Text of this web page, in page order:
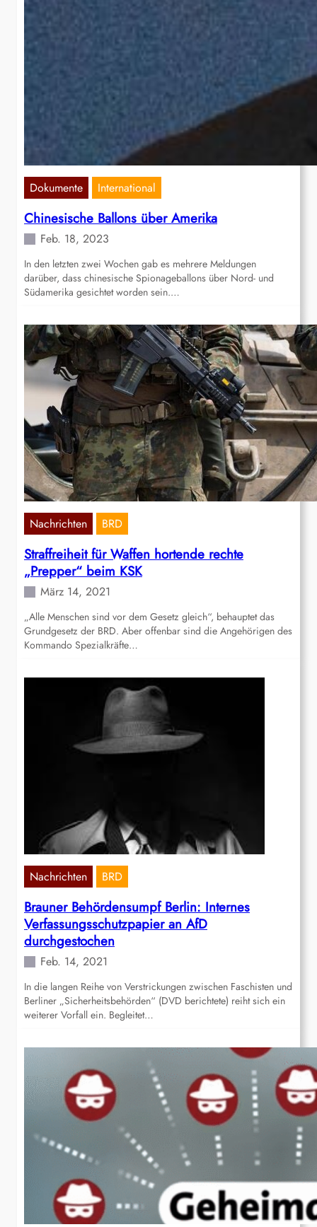
Dokumente International
Chinesische Ballons über Amerika
Feb. 18, 2023
In den letzten zwei Wochen gab es mehrere Meldungen
darüber, dass chinesische Spionageballons über Nord- und
Südamerika gesichtet worden sein.…
Nachrichten BRD
Straffreiheit für Waffen hortende rechte
„Prepper“ beim KSK
März 14, 2021
„Alle Menschen sind vor dem Gesetz gleich“, behauptet das
Grundgesetz der BRD. Aber offenbar sind die Angehörigen des
Kommando Spezialkräfte…
Nachrichten BRD
Brauner Behördensumpf Berlin: Internes
Verfassungsschutzpapier an AfD
durchgestochen
Feb. 14, 2021
In die langen Reihe von Verstrickungen zwischen Faschisten und
Berliner „Sicherheitsbehörden“ (DVD berichtete) reiht sich ein
weiterer Vorfall ein. Begleitet…